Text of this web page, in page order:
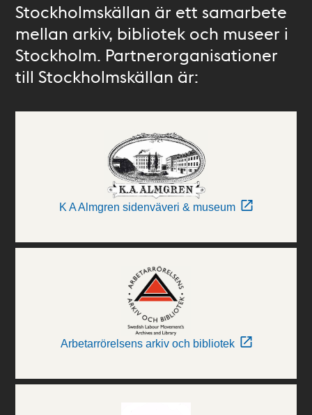
Stockholmskällan är ett samarbete
mellan arkiv, bibliotek och museer i
Stockholm. Partnerorganisationer
till Stockholmskällan är:
K A Almgren sidenväveri & museum
Arbetarrörelsens arkiv och bibliotek